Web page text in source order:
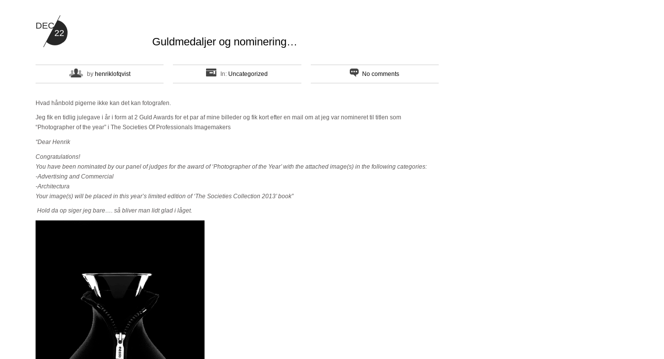
Guldmedaljer og nominering…
DEC
22
by henriklofqvist In: Uncategorized No comments
Hvad hånbold pigerne ikke kan det kan fotografen.
Jeg fik en tidlig julegave i år i form at 2 Guld Awards for et par af mine billeder og fik kort efter en mail om at jeg var nomineret til titlen som
“Photographer of the year” i The Societies Of Professionals Imagemakers
“Dear Henrik
Congratulations!
You have been nominated by our panel of judges for the award of ‘Photographer of the Year’ with the attached image(s) in the following categories:
-Advertising and Commercial
-Architectura
Your image(s) will be placed in this year’s limited edition of ‘The Societies Collection 2013’ book”
Hold da op siger jeg bare…. så bliver man lidt glad i låget.